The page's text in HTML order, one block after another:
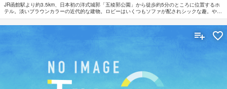
JR函館駅より約3.5km、日本初の洋式城郭「五稜郭公園」から徒歩約5分のところに位置するホ
テル。淡いブラウンカラーの近代的な建物。ロビーはいくつもソファが配されシックな趣。やや
狭い客室はモダンで都会的な空間がひろがる。天然温泉を最上階に完備しシティービューも魅
力。世界三台夜景の1つ「函館山」まで車で約40分。